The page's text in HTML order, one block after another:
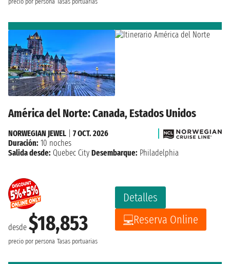
América del Norte: Canada, Estados Unidos
desde $18,853
precio por persona Tasas portuarias
Detalles
Reserva Online
NORWEGIAN JEWEL
7 OCT. 2026
Duración: 10 noches
Salida desde: Quebec City Desembarque: Philadelphia